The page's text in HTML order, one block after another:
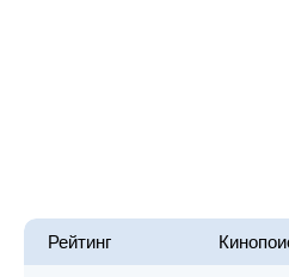
Рейтинг